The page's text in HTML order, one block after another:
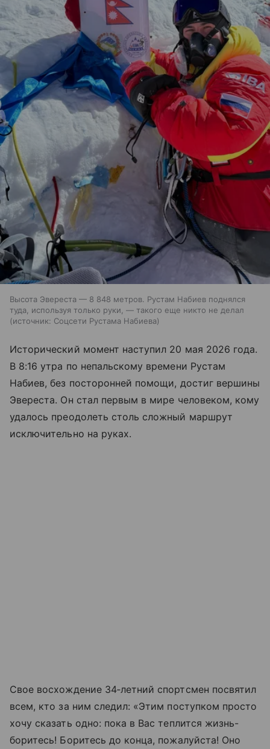
Высота Эвереста — 8 848 метров. Рустам Набиев поднялся
туда, используя только руки, — такого еще никто не делал
источник: Соцсети Рустама Набиева
Исторический момент наступил 20 мая 2026 года.
В 8:16 утра по непальскому времени Рустам
Набиев, без посторонней помощи, достиг вершины
Эвереста. Он стал первым в мире человеком, кому
удалось преодолеть столь сложный маршрут
исключительно на руках.
Свое восхождение 34‑летний спортсмен посвятил
всем, кто за ним следил: «Этим поступком просто
хочу сказать одно: пока в Вас теплится жизнь-
боритесь! Боритесь до конца, пожалуйста! Оно